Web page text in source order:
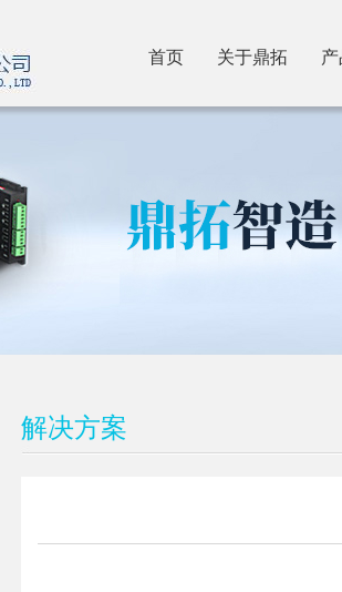
首页 关于鼎拓
解决方案